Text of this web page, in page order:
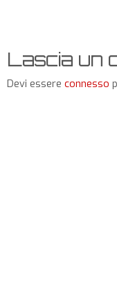
Lascia un
Devi essere connesso